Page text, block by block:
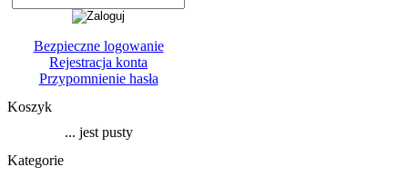
Bezpieczne logowanie
Rejestracja konta
Przypomnienie hasła
Koszyk
... jest pusty
Kategorie